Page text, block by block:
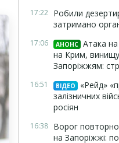
17:22 Робили
затримано
17:06 АНОНС Атака
на Крим,
Запоріжжям:
16:51 ВІДЕО
«Рейд»
залізничних
росіян
16:38 Ворог повторно
на Запоріжжі: